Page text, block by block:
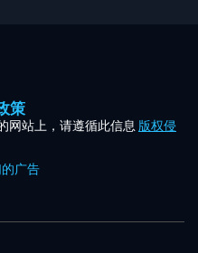
策
网站上，请遵循此信息 版权侵
广告